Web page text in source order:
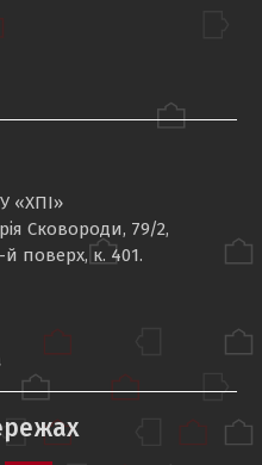
«ХПІ»
Сковороди, 79/2,
поверх, к. 401.